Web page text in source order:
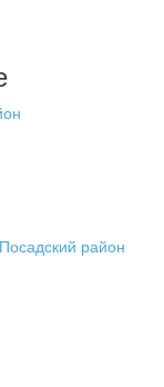
район